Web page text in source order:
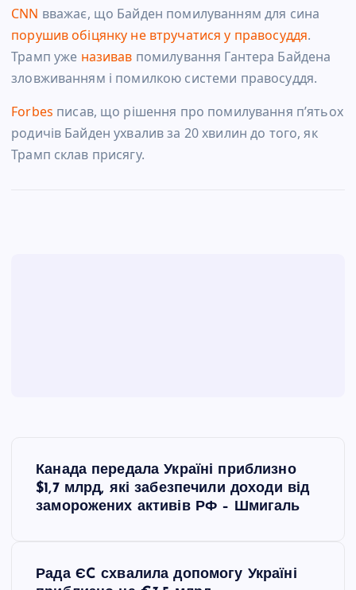
CNN вважає, що Байден помилуванням для сина
порушив обіцянку не втручатися у правосуддя.
Трамп уже називав помилування Гантера Байдена
зловживанням і помилкою системи правосуддя.
Forbes писав, що рішення про помилування п’ятьох
родичів Байден ухвалив за 20 хвилин до того, як
Трамп склав присягу.
Канада передала Україні приблизно
$1,7 млрд, які забезпечили доходи від
заморожених активів РФ – Шмигаль
Рада ЄC схвалила допомогу Україні